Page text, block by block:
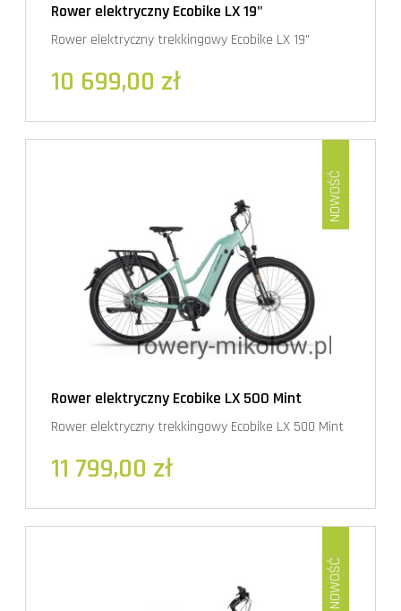
Rower elektryczny Ecobike LX 19"
Rower elektryczny trekkingowy Ecobike LX 19"
10 699,00 zł
Rower elektryczny Ecobike LX 500 Mint
Rower elektryczny trekkingowy Ecobike LX 500 Mint
11 799,00 zł
NOWOŚĆ
NOWOŚĆ